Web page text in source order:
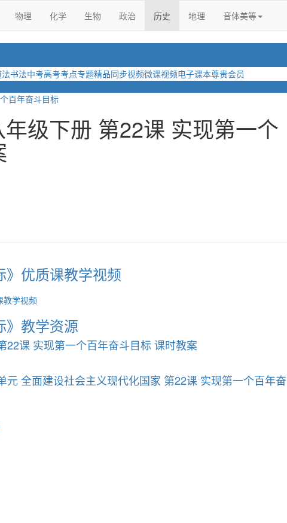
物理 化学 生物 政治 历史 地理 音体美等
书法中考高考考点专题精品同步视频微课视频电子课本尊贵会员
百年奋斗目标
年级下册 第22课 实现第一个
》优质课教学视频
教学视频
》教学资源
22课 实现第一个百年奋斗目标 课时教案
元 全面建设社会主义现代化国家 第22课 实现第一个百年奋